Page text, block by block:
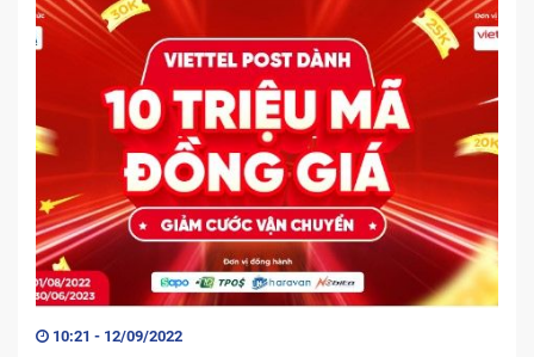
10:21 - 12/09/2022